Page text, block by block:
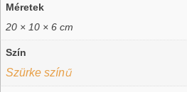
Méretek
20 × 10 × 6 cm
Szín
Szürke színű